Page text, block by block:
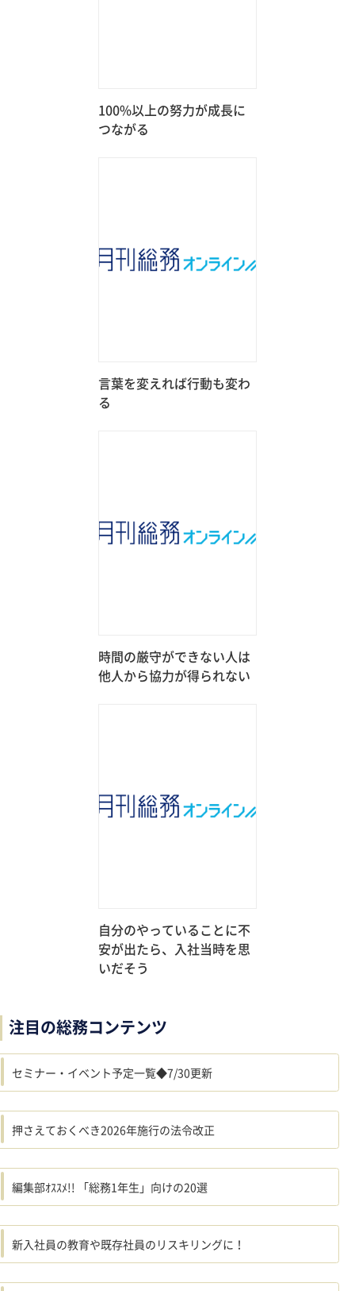
100%以上の努力が成長に
つながる
言葉を変えれば行動も変わ
る
時間の厳守ができない人は
他人から協力が得られない
自分のやっていることに不
安が出たら、入社当時を思
いだそう
注目の総務コンテンツ
セミナー・イベント予定一覧◆7/30更新
押さえておくべき2026年施行の法令改正
編集部ｵｽｽﾒ!! 「総務1年生」向けの20選
新入社員の教育や既存社員のリスキリングに！